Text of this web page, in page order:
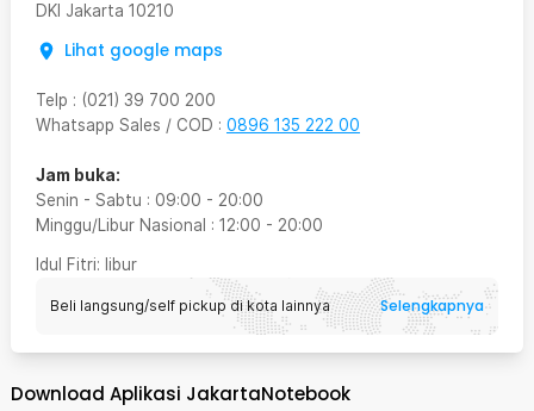
DKI Jakarta 10210
Lihat google maps
Telp : (021) 39 700 200
Whatsapp Sales / COD : 0896 135 222 00
Jam buka:
Senin - Sabtu : 09:00 - 20:00
Minggu/Libur Nasional : 12:00 - 20:00
Idul Fitri: libur
Beli langsung/self pickup di kota lainnya Selengkapnya
Download Aplikasi JakartaNotebook